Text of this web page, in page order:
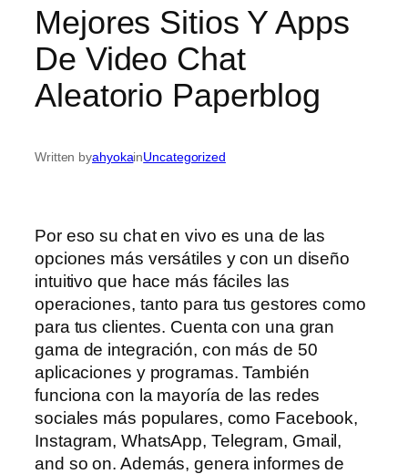
Mejores Sitios Y Apps
De Video Chat
Aleatorio Paperblog
Written byahyokainUncategorized
Por eso su chat en vivo es una de las
opciones más versátiles y con un diseño
intuitivo que hace más fáciles las
operaciones, tanto para tus gestores como
para tus clientes. Cuenta con una gran
gama de integración, con más de 50
aplicaciones y programas. También
funciona con la mayoría de las redes
sociales más populares, como Facebook,
Instagram, WhatsApp, Telegram, Gmail,
and so on. Además, genera informes de